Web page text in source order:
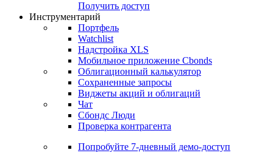
Получить доступ
Инструментарий
Портфель
Watchlist
Надстройка XLS
Мобильное приложение Cbonds
Облигационный калькулятор
Сохраненные запросы
Виджеты акций и облигаций
Чат
Сбондс Люди
Проверка контрагента
Попробуйте 7-дневный демо-доступ